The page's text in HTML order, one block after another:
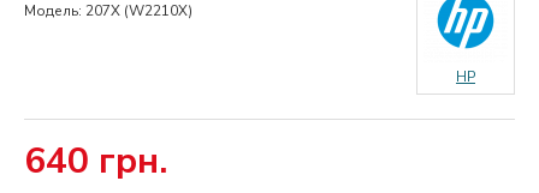
640 грн.
Модель: 207X (W2210X)
HP